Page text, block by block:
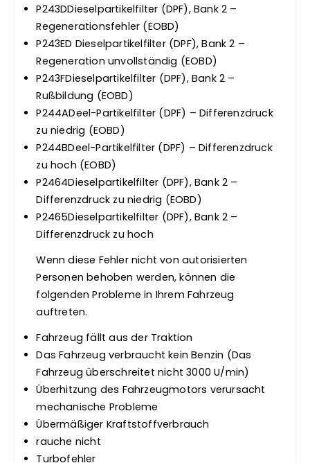
P243DDieselpartikelfilter (DPF), Bank 2 –
Regenerationsfehler (EOBD)
P243ED Dieselpartikelfilter (DPF), Bank 2 –
Regeneration unvollständig (EOBD)
P243FDieselpartikelfilter (DPF), Bank 2 –
Rußbildung (EOBD)
P244ADeel-Partikelfilter (DPF) – Differenzdruck
zu niedrig (EOBD)
P244BDeel-Partikelfilter (DPF) – Differenzdruck
zu hoch (EOBD)
P2464Dieselpartikelfilter (DPF), Bank 2 –
Differenzdruck zu niedrig (EOBD)
P2465Dieselpartikelfilter (DPF), Bank 2 –
Differenzdruck zu hoch
Wenn diese Fehler nicht von autorisierten
Personen behoben werden, können die
folgenden Probleme in Ihrem Fahrzeug
auftreten.
Fahrzeug fällt aus der Traktion
Das Fahrzeug verbraucht kein Benzin (Das
Fahrzeug überschreitet nicht 3000 U/min)
Überhitzung des Fahrzeugmotors verursacht
mechanische Probleme
Übermäßiger Kraftstoffverbrauch
rauche nicht
Turbofehler